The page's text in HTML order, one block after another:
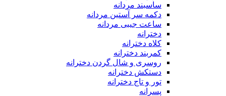
ساسبند مردانه
دکمه سر آستین مردانه
ساعت جیبی مردانه
دخترانه
کلاه دخترانه
کمربند دخترانه
روسری و شال گردن دخترانه
دستکش دخترانه
تور و تاج دخترانه
پسرانه